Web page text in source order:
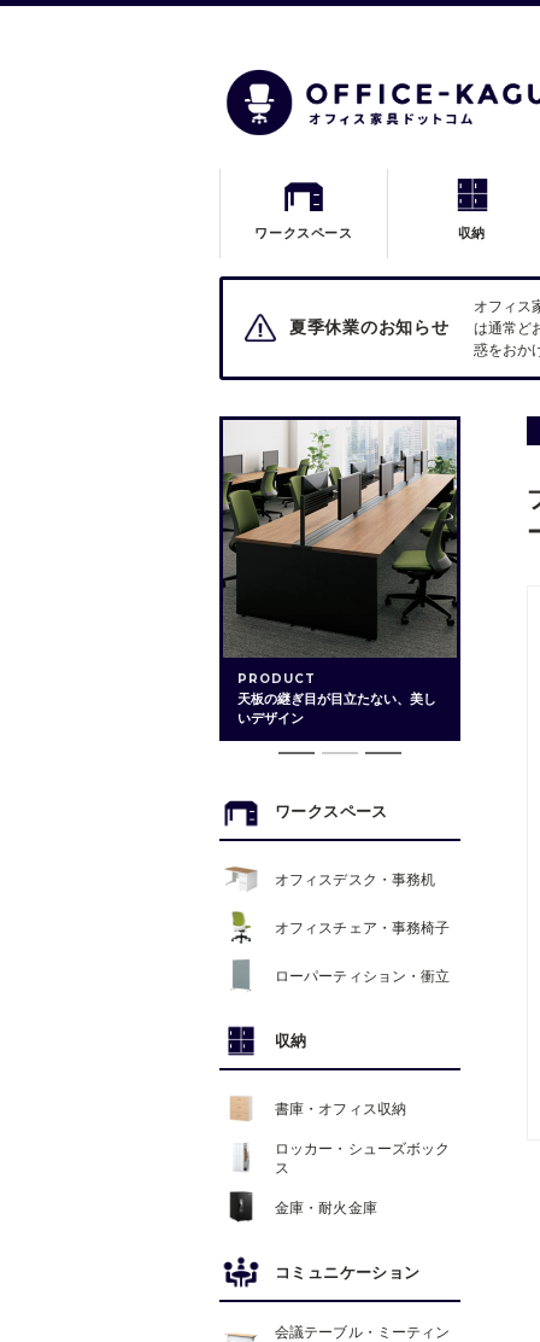
ワークスペース 収納
夏季休業のお知らせ
オフィス
は通常ど
惑をおか
PRODUCT
天板の継ぎ目が目立たない、美し
いデザイン
ワークスペース
オフィスデスク・事務机
オフィスチェア・事務椅子
ローパーティション・衝立
収納
書庫・オフィス収納
ロッカー・シューズボック
ス
金庫・耐火金庫
コミュニケーション
会議テーブル・ミーティン